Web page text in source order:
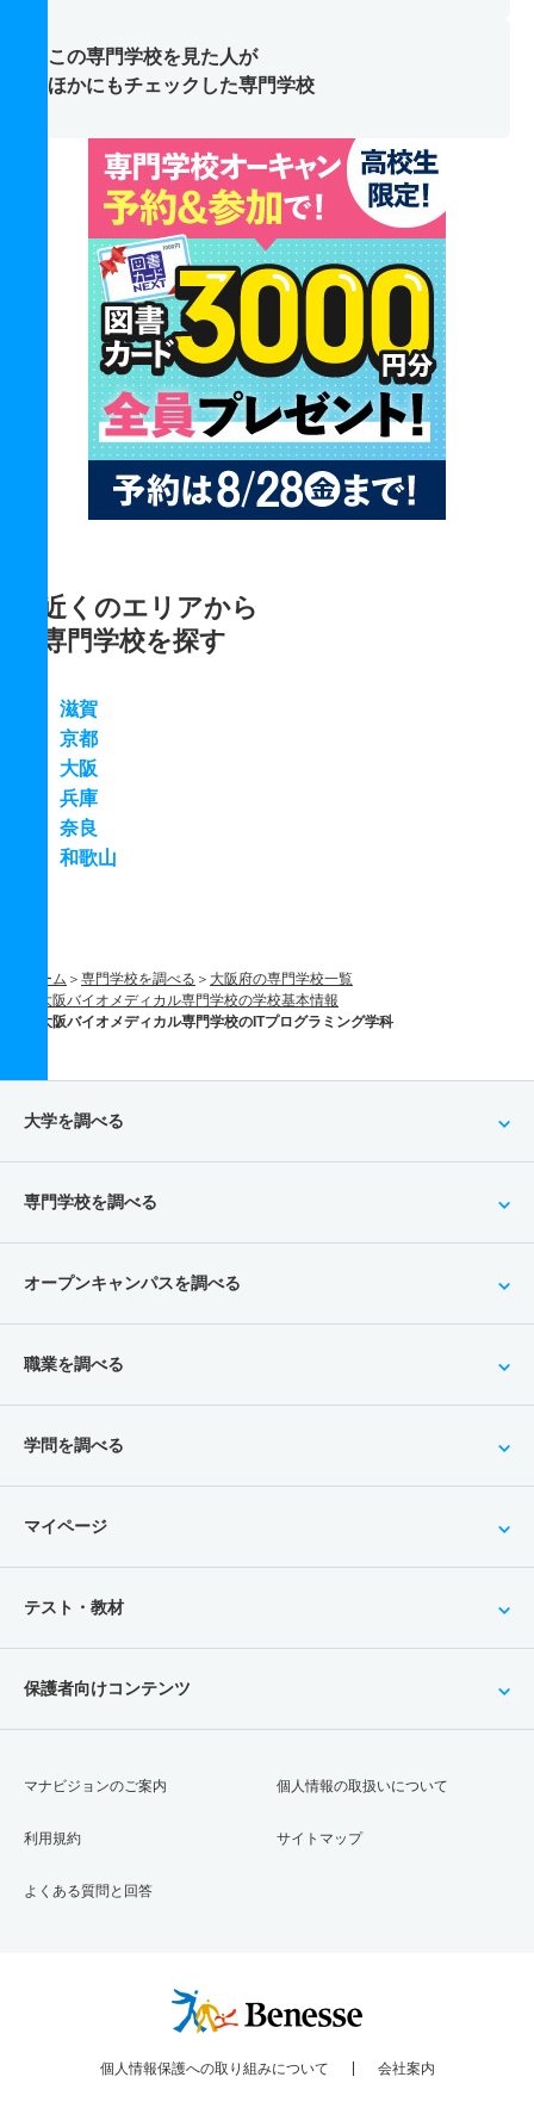
この専門学校を見た人が
ほかにもチェックした専門学校
近くのエリアから
専門学校を探す
滋賀
京都
大阪
兵庫
奈良
和歌山
ホーム 専門学校を調べる
大阪府の専門学校一覧
大阪バイオメディカル専門学校の学校基本情報
大阪バイオメディカル専門学校のITプログラミング学科
大学を調べる
専門学校を調べる
オープンキャンパスを調べる
職業を調べる
学問を調べる
マイページ
テスト・教材
保護者向けコンテンツ
マナビジョンのご案内
利用規約
よくある質問と回答
個人情報の取扱いについて
サイトマップ
個人情報保護への取り組みについて 会社案内